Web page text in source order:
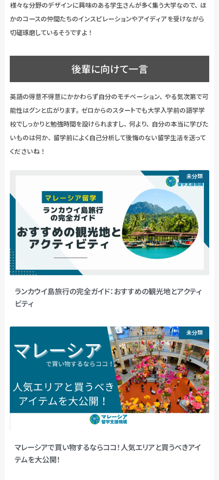
様々な分野のデザインに興味のある学生さんが多く集う大学なので、ほ
かのコースの仲間たちのインスピレーションやアイディアを受けながら
切磋琢磨しているそうですよ！
後輩に向けて一言
英語の得意不得意にかかわらず自分のモチベーション、やる気次第で可
能性はグンと広がります。ゼロからのスタートでも大学入学前の語学学
校でしっかりと勉強時間を設けられますし、何より、自分の本当に学びた
いものは何か、留学前によく自己分析して後悔のない留学生活を送って
くださいね！
未分類
ランカウイ島旅行の完全ガイド：おすすめの観光地とアクティ
ビティ
未分類
マレーシアで買い物するならココ！人気エリアと買うべきアイ
テムを大公開！